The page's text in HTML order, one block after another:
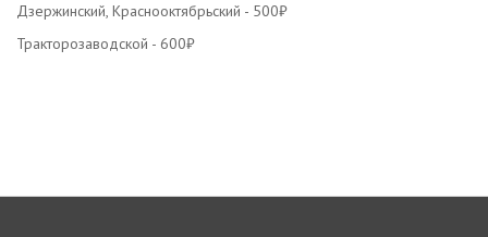
Дзержинский, Краснооктябрьский - 500₽
Тракторозаводской - 600₽